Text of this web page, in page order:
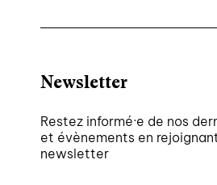
Newsletter
Restez informé·e de nos
et évènements en
newsletter